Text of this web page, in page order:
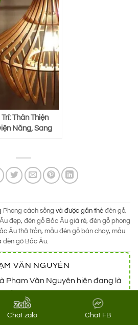
Chat zalo Chat FB
Thân Thiện
Năng, Sang
Phong cách sống và được gắn thẻ đèn gỗ,
đẹp, đèn gỗ Bắc Âu giá rẻ, đèn gỗ phong
Âu thả trần, mẫu đèn gỗ bán chạy, mẫu
đèn gỗ Bắc Âu.
VĂN NGUYÊN
Phạm Văn Nguyên hiện đang là
An Nguyên và Cửa Hàng Đèn
Lợi chuyên bán về sản phẩm